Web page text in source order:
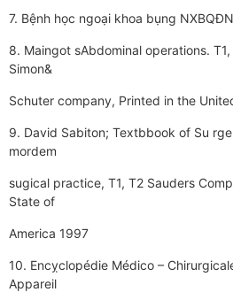
7. Bệnh học ngoại khoa bụng
8. Maingot sAbdominal operations.
Simon&
Schuter company, Printed in the
9. David Sabiton; Textbbook of Su
mordem
sugical practice, T1, T2 Sauders
State of
America 1997
10. Encỵclopédie Médico –
Appareil